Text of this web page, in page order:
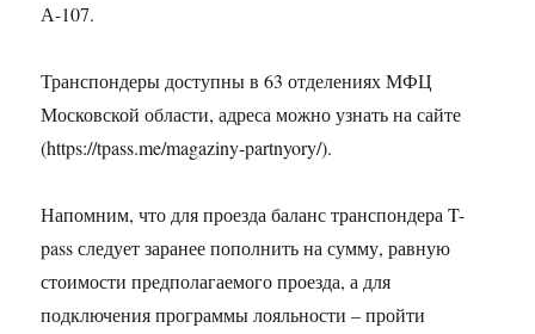
А-107.
Транспондеры доступны в 63 отделениях МФЦ
Московской области, адреса можно узнать на сайте
(https://tpass.me/magaziny-partnyory/).
Напомним, что для проезда баланс транспондера T-
pass следует заранее пополнить на сумму, равную
стоимости предполагаемого проезда, а для
подключения программы лояльности – пройти